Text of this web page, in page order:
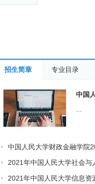
招生简章 专业目录
中国人民大学财政金融学院2021年工商管理硕士（
2021年中国人民大学社会与人口学院社会工
2021年中国人民大学信息资源管理学院图书